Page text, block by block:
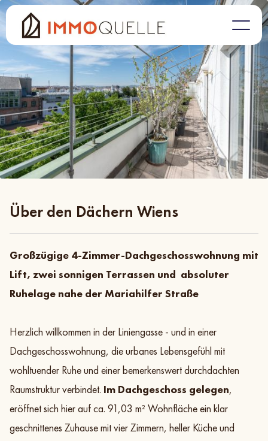
Galerie Exposé
Zur Objektliste
Über den Dächern Wiens
Großzügige 4-Zimmer-Dachgeschosswohnung mit
Lift, zwei sonnigen Terrassen und absoluter
Ruhelage nahe der Mariahilfer Straße
Herzlich willkommen in der Liniengasse - und in einer
Dachgeschosswohnung, die urbanes Lebensgefühl mit
wohltuender Ruhe und einer bemerkenswert durchdachten
Raumstruktur verbindet. Im Dachgeschoss gelegen,
eröffnet sich hier auf ca. 91,03 m² Wohnfläche ein klar
geschnittenes Zuhause mit vier Zimmern, heller Küche und